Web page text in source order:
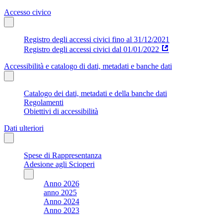
Accesso civico
Registro degli accessi civici fino al 31/12/2021
Registro degli accessi civici dal 01/01/2022
Accessibilità e catalogo di dati, metadati e banche dati
Catalogo dei dati, metadati e della banche dati
Regolamenti
Obiettivi di accessibilità
Dati ulteriori
Spese di Rappresentanza
Adesione agli Scioperi
Anno 2026
anno 2025
Anno 2024
Anno 2023